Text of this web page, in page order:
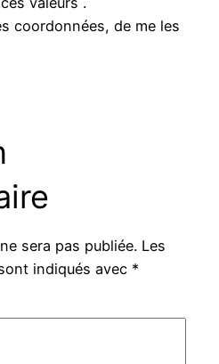
coordonnées, de me les
sera pas publiée. Les
indiqués avec *